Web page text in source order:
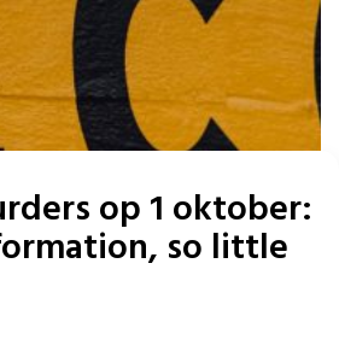
op 1 oktober:
so little